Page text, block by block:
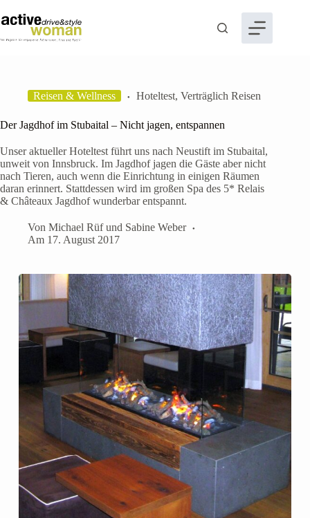
Inhalt
springen
Reisen & Wellness Hoteltest, Verträglich Reisen
Der Jagdhof im Stubaital – Nicht jagen, entspannen
Unser aktueller Hoteltest führt uns nach Neustift im Stubaital,
unweit von Innsbruck. Im Jagdhof jagen die Gäste aber nicht
nach Tieren, auch wenn die Einrichtung in einigen Räumen
daran erinnert. Stattdessen wird im großen Spa des 5* Relais
& Châteaux Jagdhof wunderbar entspannt.
Von Michael Rüfund Sabine Weber
Am 17. August 2017